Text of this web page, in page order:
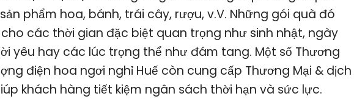
phẩm hoa, bánh, trái cây, rượu, v.V. Những gói quà đó
các thời gian đặc biệt quan trọng như sinh nhật, ngày
yêu hay các lúc trọng thể như đám tang. Một số Thương
điện hoa ngơi nghỉ Huế còn cung cấp Thương Mại & dịch
khách hàng tiết kiệm ngân sách thời hạn và sức lực.